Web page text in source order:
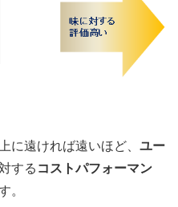
に遠ければ遠いほど、 ユー
する コストパフォーマン
。